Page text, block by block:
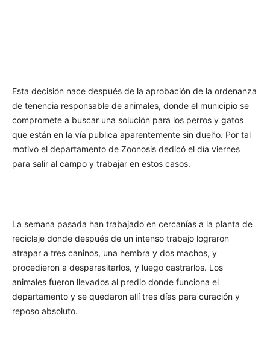
Esta decisión nace después de la aprobación de la ordenanza
de tenencia responsable de animales, donde el municipio se
compromete a buscar una solución para los perros y gatos
que están en la vía publica aparentemente sin dueño. Por tal
motivo el departamento de Zoonosis dedicó el día viernes
para salir al campo y trabajar en estos casos.
La semana pasada han trabajado en cercanías a la planta de
reciclaje donde después de un intenso trabajo lograron
atrapar a tres caninos, una hembra y dos machos, y
procedieron a desparasitarlos, y luego castrarlos. Los
animales fueron llevados al predio donde funciona el
departamento y se quedaron allí tres días para curación y
reposo absoluto.